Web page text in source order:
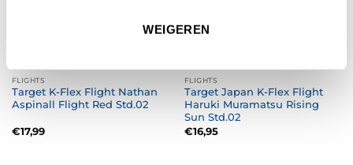
WEIGEREN
FLIGHTS
Target K-Flex Flight Nathan
Aspinall Flight Red Std.02
€17,99
FLIGHTS
Target Japan K-Flex Flight
Haruki Muramatsu Rising
Sun Std.02
€16,95